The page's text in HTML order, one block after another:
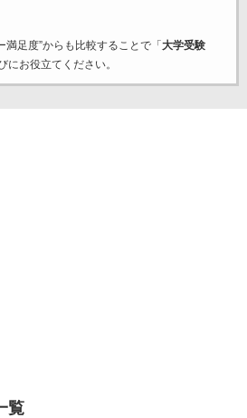
足度”からも比較することで「 大学受験
にお役立てください。
覧